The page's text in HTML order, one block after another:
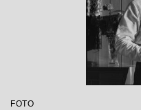
FOTO